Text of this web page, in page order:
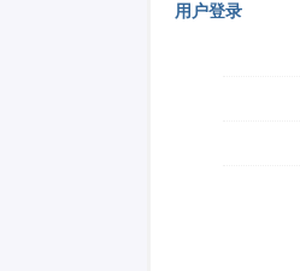
用户登录